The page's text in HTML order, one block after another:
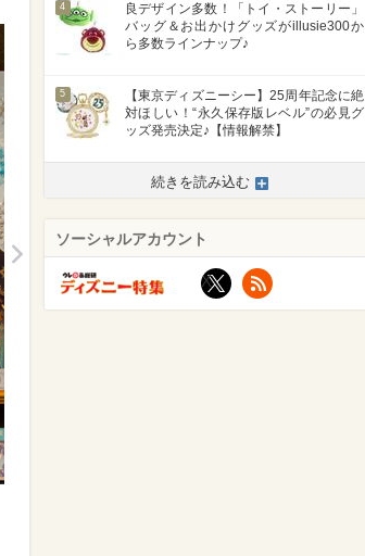
4
良デザイン多数！「トイ・ストーリー」
バッグ＆お出かけグッズがillusie300か
ら多数ラインナップ♪
5
【東京ディズニーシー】25周年記念に絶
対ほしい！“永久保存版レベル”の必見グ
ッズ発売決定♪【情報解禁】
続きを読み込む
ソーシャルアカウント
X